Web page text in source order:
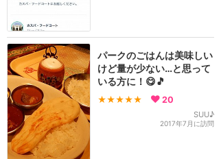
パークのごはんは美味しい
けど量が少ない…と思って
いる方に！😋🎵
★★★★★ 20
SUU♪
2017年7月に訪問